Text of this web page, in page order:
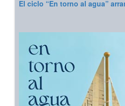
El ciclo “En torno al agua”